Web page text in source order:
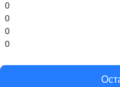
0
0
0
0